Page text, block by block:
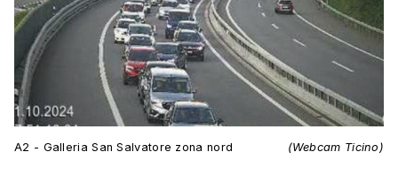
A2 - Galleria San Salvatore zona nord (Webcam Ticino)